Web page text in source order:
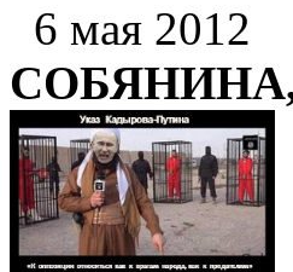
6 мая 2012
СОБЯНИНА,